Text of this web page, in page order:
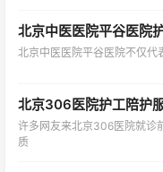
北京中医医院平谷医院
北京中医医院平谷医院不仅代
北京306医院护工陪护
许多网友来北京306医院就诊
质